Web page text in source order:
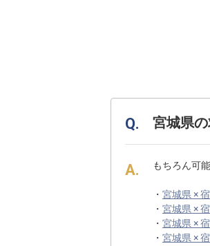
宮城県
もちろん可
・ 宮城県 ×
・ 宮城県 ×
・ 宮城県 ×
・ 宮城県 ×